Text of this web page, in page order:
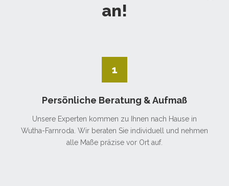
an!
1
Persönliche Beratung & Aufmaß
Unsere Experten kommen zu Ihnen nach Hause in
Wutha-Farnroda. Wir beraten Sie individuell und nehmen
alle Maße präzise vor Ort auf.